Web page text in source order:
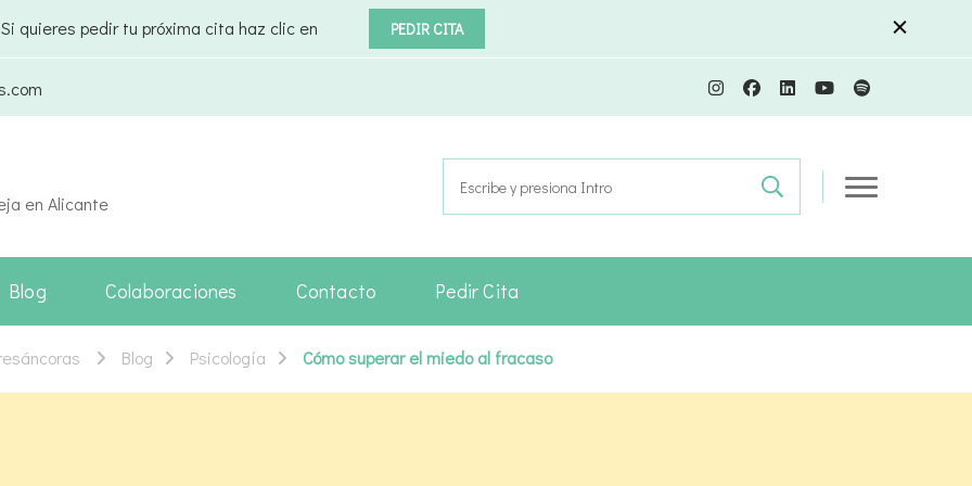
Si quieres pedir tu próxima cita haz clic en PEDIR CITA
en Alicante
Buscar:
Blog Colaboraciones Contacto Pedir Cita
Blog Psicología Cómo superar el miedo al fracaso